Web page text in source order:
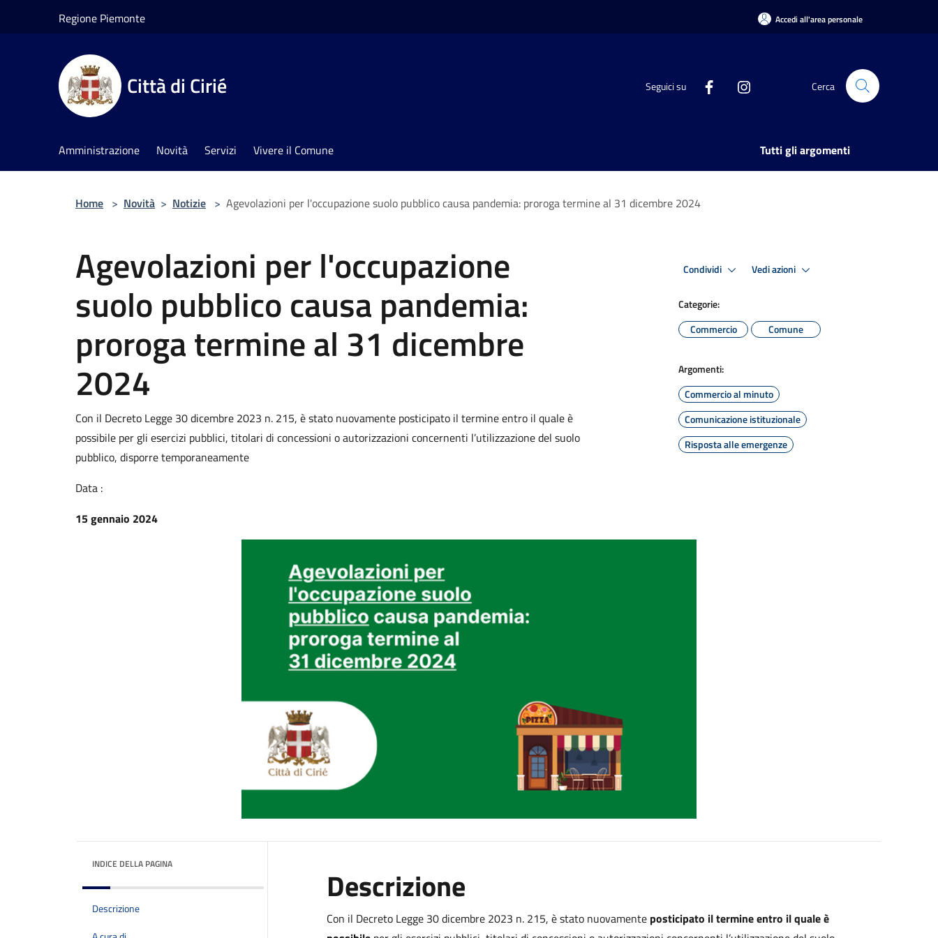
Regione Piemonte Accedi all'area personale
Città di Cirié Seguici su Cerca
Amministrazione Novità Servizi Vivere il Comune Tutti gli argomenti
Home > Novità > Notizie > Agevolazioni per l'occupazione suolo pubblico causa pandemia: proroga termine al 31 dicembre 2024
Agevolazioni per l'occupazione
suolo pubblico causa pandemia:
proroga termine al 31 dicembre
2024
Con il Decreto Legge 30 dicembre 2023 n. 215, è stato nuovamente posticipato il termine entro il quale è
possibile per gli esercizi pubblici, titolari di concessioni o autorizzazioni concernenti l’utilizzazione del suolo
pubblico, disporre temporaneamente
Data :
15 gennaio 2024
Condividi Vedi azioni
Categorie:
Commercio
Comune
Argomenti:
Commercio al minuto
Comunicazione istituzionale
Risposta alle emergenze
INDICE DELLA PAGINA
Descrizione
Descrizione
Con il Decreto Legge 30 dicembre 2023 n. 215, è stato nuovamente posticipato il termine entro il quale è